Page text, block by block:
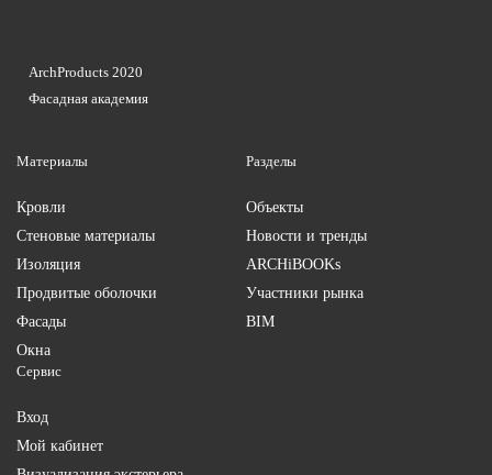
Материалы
Кровли
Стеновые материалы
Изоляция
Продвитые оболочки
Фасады
Окна
Разделы
Объекты
Новости и тренды
ARCHiBOOKs
Участники рынка
BIM
Сервис
Вход
Мой кабинет
ArchProducts 2020
Фасадная академия